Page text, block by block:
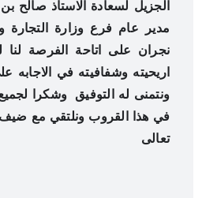
الجزيل لسعادة اﻻستاذ صالح
مدير عام فرع وزارة التجارة
نجران على اتاحة الفرصة لنا
اريحيته وشفافيته في اﻻجابه
ونتمنى له التوفيق وشكرا لجميع
في هذا القروب ونلتقي مع ضيف
تعالى